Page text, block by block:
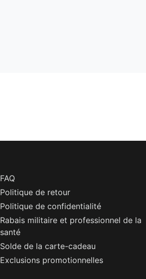
FAQ
Politique de retour
Politique de confidentialité
Rabais militaire et professionnel de la
santé
Solde de la carte-cadeau
Exclusions promotionnelles